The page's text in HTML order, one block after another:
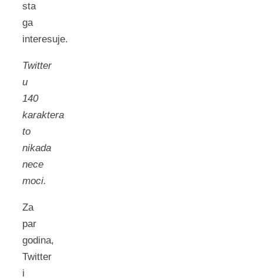
sta
ga
interesuje.
Twitter
u
140
karaktera
to
nikada
nece
moci.
Za
par
godina,
Twitter
i